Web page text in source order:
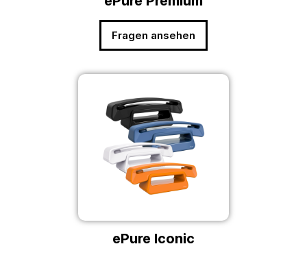
Fragen ansehen
ePure Iconic